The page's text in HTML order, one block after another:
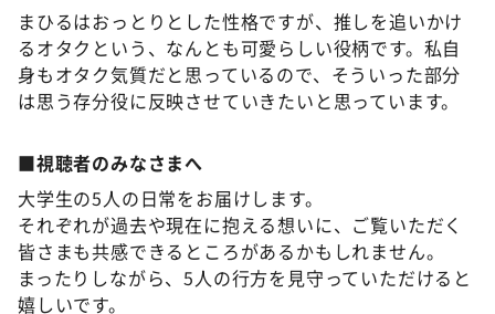
まひるはおっとりとした性格ですが、推しを追いかけ
るオタクという、なんとも可愛らしい役柄です。私自
身もオタク気質だと思っているので、そういった部分
は思う存分役に反映させていきたいと思っています。
■視聴者のみなさまへ
大学生の5人の日常をお届けします。
それぞれが過去や現在に抱える想いに、ご覧いただく
皆さまも共感できるところがあるかもしれません。
まったりしながら、5人の行方を見守っていただけると
嬉しいです。